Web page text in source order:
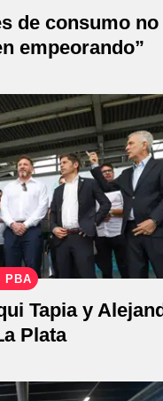
de consumo no
empeorando”
PBA
Tapia y
Plata